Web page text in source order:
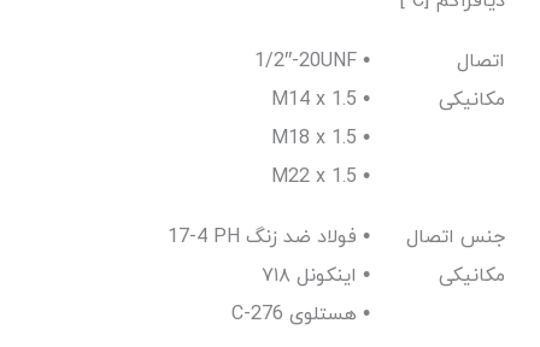
اتصال
مکانیکی
1/2″-20UNF •
M14 x 1.5 •
M18 x 1.5 •
M22 x 1.5 •
جنس اتصال
مکانیکی
17-4 PH فولاد ضد زنگ •
اینکونل ۷۱۸ •
C-276 هستلوی •